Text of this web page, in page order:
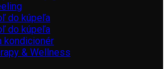
do kúpeľa
do kúpeľa
kondicionér
& Wellness